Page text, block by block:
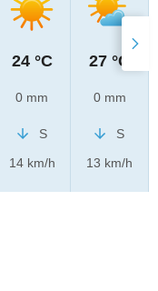
24 °C
0 mm
S
14 km/h
27 °C
0 mm
S
13 km/h